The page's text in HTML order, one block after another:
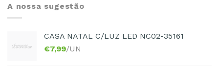
A nossa sugestão
CASA NATAL C/LUZ LED NC02-35161
€7,99/UN